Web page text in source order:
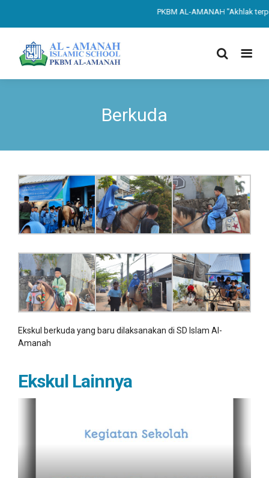
PKBM AL-AMANAH "Akhlak
Berkuda
Ekskul berkuda yang baru dilaksanakan di SD Islam Al-
Amanah
Ekskul Lainnya